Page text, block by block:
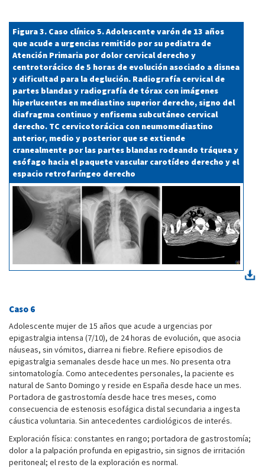
Figura 3. Caso clínico 5. Adolescente varón de 13 años
que acude a urgencias remitido por su pediatra de
Atención Primaria por dolor cervical derecho y
centrotorácico de 5 horas de evolución asociado a disnea
y dificultad para la deglución. Radiografía cervical de
partes blandas y radiografía de tórax con imágenes
hiperlucentes en mediastino superior derecho, signo del
diafragma continuo y enfisema subcutáneo cervical
derecho. TC cervicotorácica con neumomediastino
anterior, medio y posterior que se extiende
cranealmente por las partes blandas rodeando tráquea y
esófago hacia el paquete vascular carotídeo derecho y el
espacio retrofaríngeo derecho
Caso 6
Adolescente mujer de 15 años que acude a urgencias por
epigastralgia intensa (7/10), de 24 horas de evolución, que asocia
náuseas, sin vómitos, diarrea ni fiebre. Refiere episodios de
epigastralgia semanales desde hace un mes. No presenta otra
sintomatología. Como antecedentes personales, la paciente es
natural de Santo Domingo y reside en España desde hace un mes.
Portadora de gastrostomía desde hace tres meses, como
consecuencia de estenosis esofágica distal secundaria a ingesta
cáustica voluntaria. Sin antecedentes cardiológicos de interés.
Exploración física: constantes en rango; portadora de gastrostomía;
dolor a la palpación profunda en epigastrio, sin signos de irritación
peritoneal; el resto de la exploración es normal.